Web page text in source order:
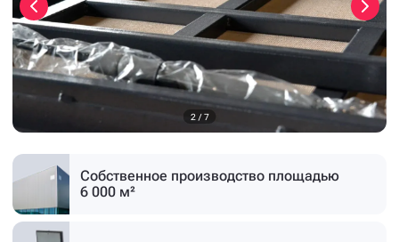
3 / 7
Собственное производство площадью
6 000 м²